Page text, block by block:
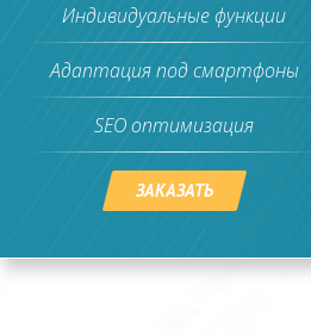
Индивидуальные функции
Адаптация под смартфоны
SEO оптимизация
ЗАКАЗАТЬ